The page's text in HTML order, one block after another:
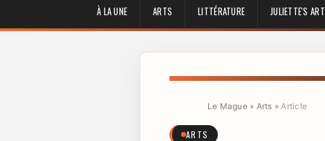
À LA UNE ARTS LITTÉRATURE JULIETTE'S ART
Le Mague» Arts » Article
ARTS